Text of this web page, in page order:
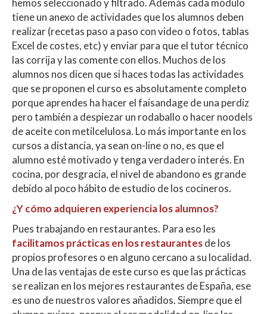
hemos seleccionado y filtrado. Además cada módulo
tiene un anexo de actividades que los alumnos deben
realizar (recetas paso a paso con video o fotos, tablas
Excel de costes, etc) y enviar para que el tutor técnico
las corrija y las comente con ellos. Muchos de los
alumnos nos dicen que si haces todas las actividades
que se proponen el curso es absolutamente completo
porque aprendes ha hacer el faisandage de una perdiz
pero también a despiezar un rodaballo o hacer noodels
de aceite con metilcelulosa. Lo más importante en los
cursos a distancia, ya sean on-line o no, es que el
alumno esté motivado y tenga verdadero interés. En
cocina, por desgracia, el nivel de abandono es grande
debido al poco hábito de estudio de los cocineros.
¿Y cómo adquieren experiencia los alumnos?
Pues trabajando en restaurantes. Para eso les
facilitamos prácticas en los restaurantesde los
propios profesores o en alguno cercano a su localidad.
Una de las ventajas de este curso es que las prácticas
se realizan en los mejores restaurantes de España, ese
es uno de nuestros valores añadidos. Siempre que el